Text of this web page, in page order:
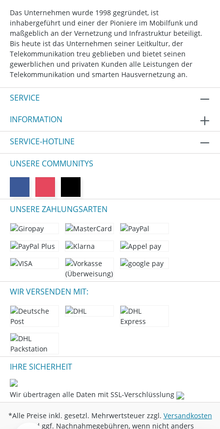
Das Unternehmen wurde 1998 gegründet, ist
inhabergeführt und einer der Pioniere im Mobilfunk und
maßgeblich an der Vernetzung und Infrastruktur beteiligt.
Bis heute ist das Unternehmen seiner Leitkultur, der
Telekommunikation treu geblieben und bietet seinen
gewerblichen und privaten Kunden alle Leistungen der
Telekommunikation und smarten Hausvernetzung an.
SERVICE
INFORMATION
SERVICE-HOTLINE
UNSERE COMMUNITYS
UNSERE ZAHLUNGSARTEN
WIR VERSENDEN MIT:
IHRE SICHERHEIT
Wir übertragen alle Daten mit SSL-Verschlüsslung
*Alle Preise inkl. gesetzl. Mehrwertsteuer zzgl. Versandkosten
und ggf. Nachnahmegebühren, wenn nicht anders